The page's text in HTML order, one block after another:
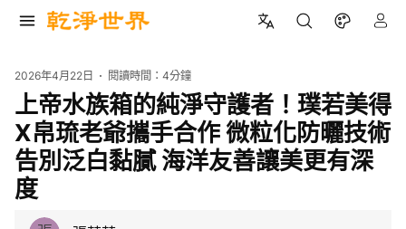
2026年4月22日 閱讀時間：4分鐘
上帝水族箱的純淨守護者！璞若美得
X帛琉老爺攜手合作 微粒化防曬技術
告別泛白黏膩 海洋友善讓美更有深
度